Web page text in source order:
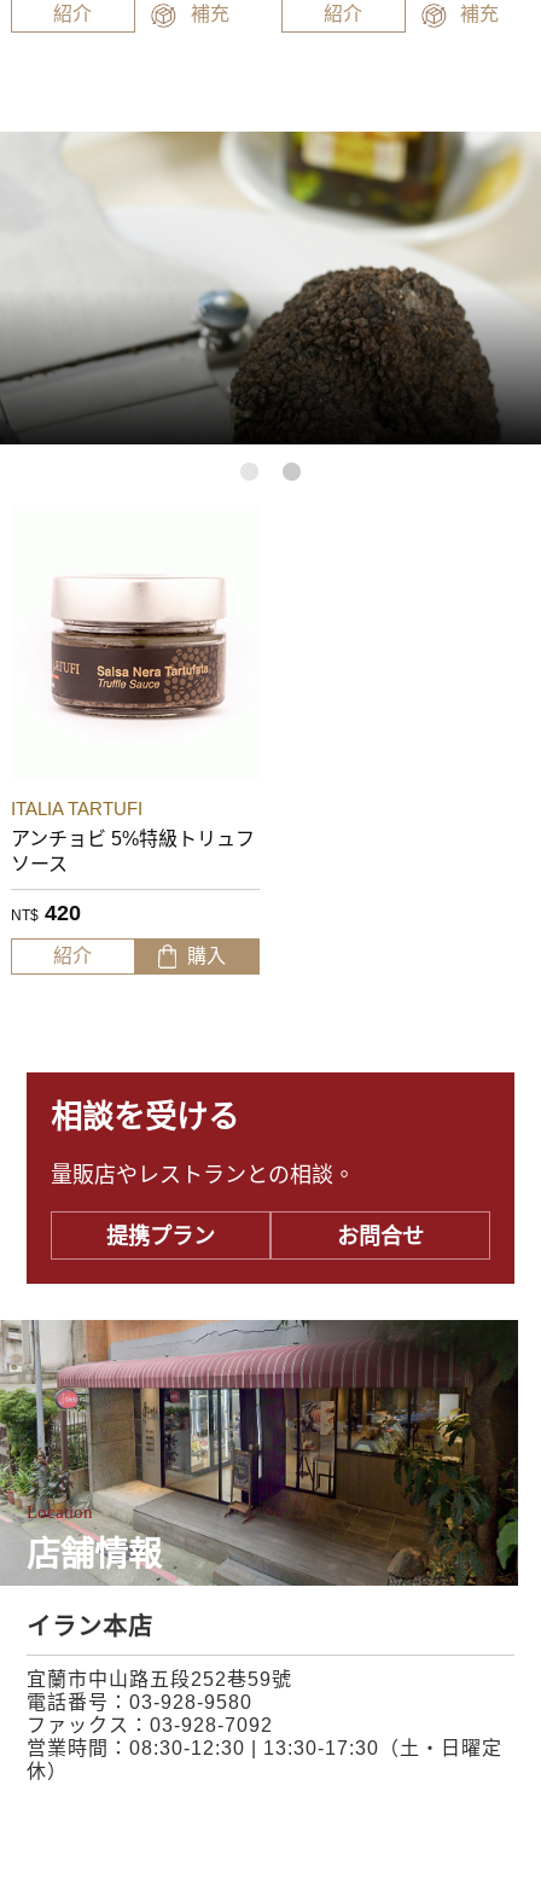
紹介 補充 紹介 補充
ITALIA TARTUFI
アンチョビ 5%特級トリュフ
ソース
NT$ 420
紹介 購入
相談を受ける
量販店やレストランとの相談。
お問合せ
提携プラン
Location
店舗情報
イラン本店
宜蘭市中山路五段252巷59號
電話番号：03-928-9580
ファックス：03-928-7092
営業時間：08:30-12:30 | 13:30-17:30（土・日曜定
休）